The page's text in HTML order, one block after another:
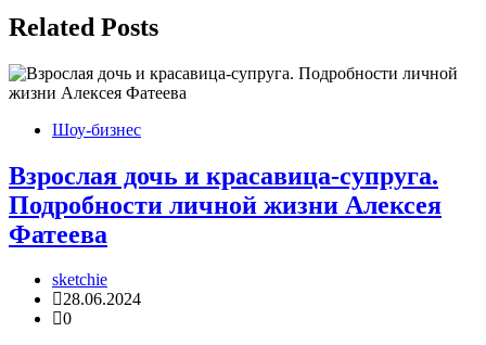
Related Posts
Шоу-бизнес
Взрослая дочь и красавица-супруга.
Подробности личной жизни Алексея
Фатеева
sketchie
28.06.2024
0